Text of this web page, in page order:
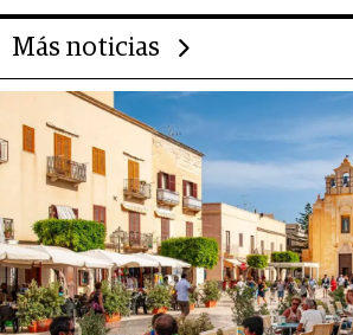
Más noticias